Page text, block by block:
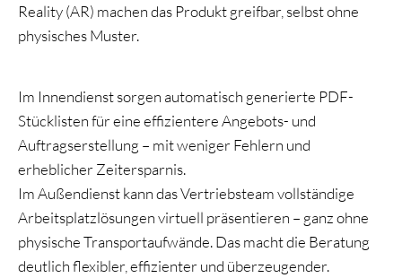
Reality (AR) machen das Produkt greifbar, selbst ohne
physisches Muster.
Im Innendienst sorgen automatisch generierte PDF-
Stücklisten für eine effizientere Angebots- und
Auftragserstellung – mit weniger Fehlern und
erheblicher Zeitersparnis.
Im Außendienst kann das Vertriebsteam vollständige
Arbeitsplatzlösungen virtuell präsentieren – ganz ohne
physische Transportaufwände. Das macht die Beratung
deutlich flexibler, effizienter und überzeugender.